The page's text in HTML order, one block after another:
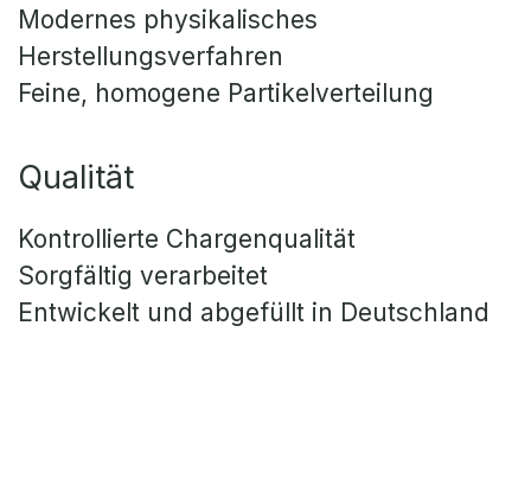
Modernes physikalisches
Herstellungsverfahren
Feine, homogene Partikelverteilung
Qualität
Kontrollierte Chargenqualität
Sorgfältig verarbeitet
Entwickelt und abgefüllt in Deutschland